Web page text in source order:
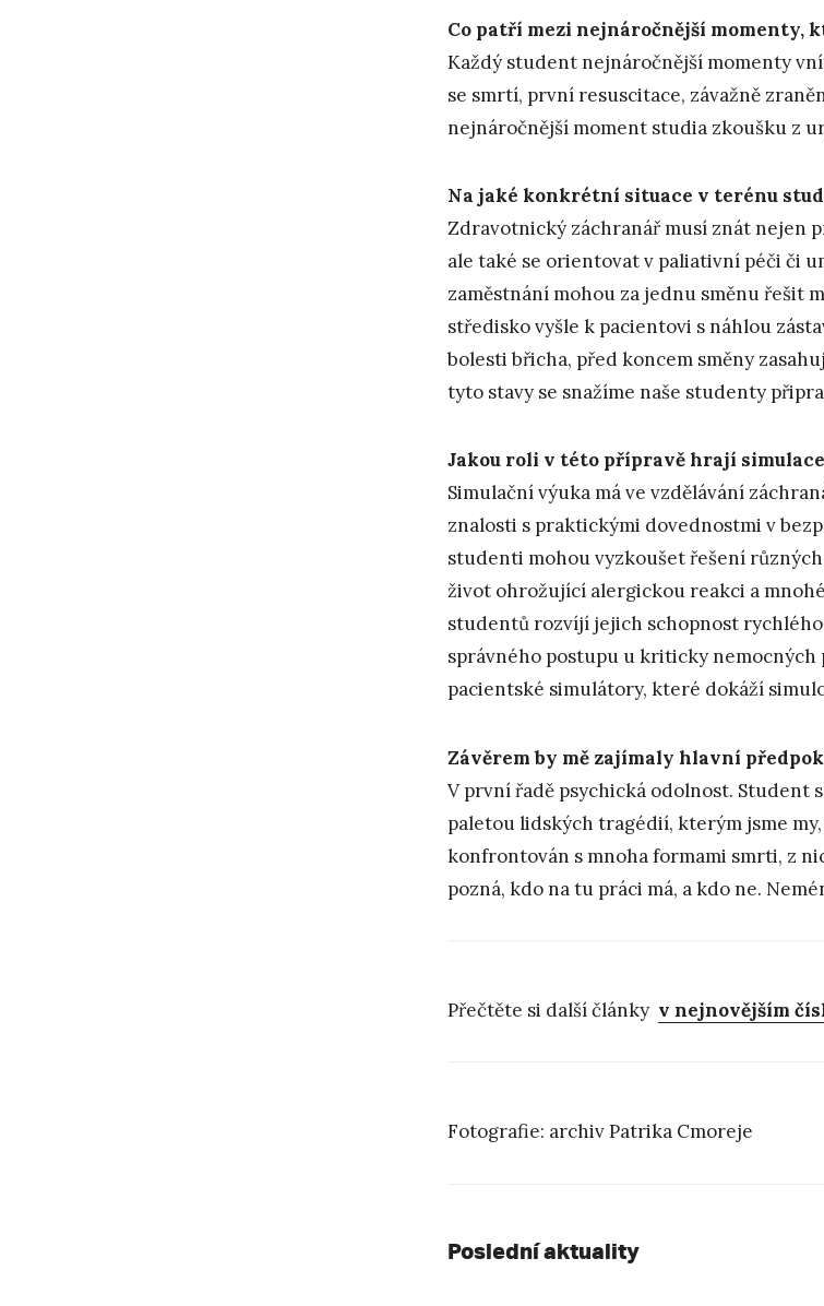
Co patří mezi nejnáročnější momenty,
Každý student nejnáročnější momenty
se smrtí, první resuscitace, závažně
nejnáročnější moment studia zkoušku z
Na jaké konkrétní situace v terénu
Zdravotnický záchranář musí znát nejen
ale také se orientovat v paliativní péči či
zaměstnání mohou za jednu směnu řešit
středisko vyšle k pacientovi s náhlou
bolesti břicha, před koncem směny
tyto stavy se snažíme naše studenty
Jakou roli v této přípravě hrají
Simulační výuka má ve vzdělávání
znalosti s praktickými dovednostmi v
studenti mohou vyzkoušet řešení
život ohrožující alergickou reakci a
studentů rozvíjí jejich schopnost
správného postupu u kriticky
pacientské simulátory, které dokáží
Závěrem by mě zajímaly hlavní
V první řadě psychická odolnost. Student
paletou lidských tragédií, kterým jsme
konfrontován s mnoha formami smrti, z
pozná, kdo na tu práci má, a kdo ne.
Přečtěte si další články v nejnovějším
Fotografie: archiv Patrika Cmoreje
Poslední aktuality